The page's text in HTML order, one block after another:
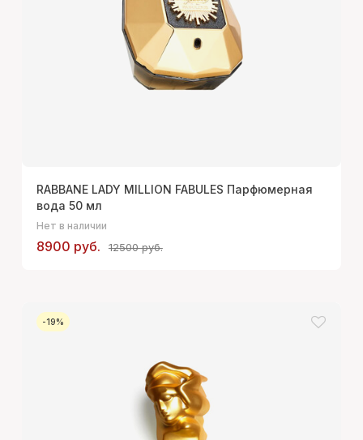
RABBANE LADY MILLION FABULES Парфюмерная
вода 50 мл
Нет в наличии
8900 руб. 12500 руб.
-19%